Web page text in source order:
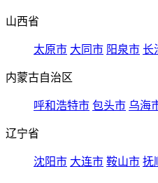
山西省
太原市 大同市 阳泉市 长
内蒙古自治区
呼和浩特市 包头市 乌海
辽宁省
沈阳市 大连市 鞍山市 抚